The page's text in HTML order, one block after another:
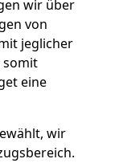
wir über
von
jeglicher
somit
eine
wir